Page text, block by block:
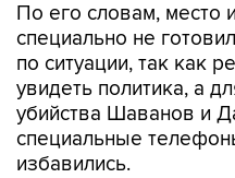
По его словам, место
специально не
по ситуации, так как
увидеть политика, а
убийства Шаванов и
специальные
избавились.